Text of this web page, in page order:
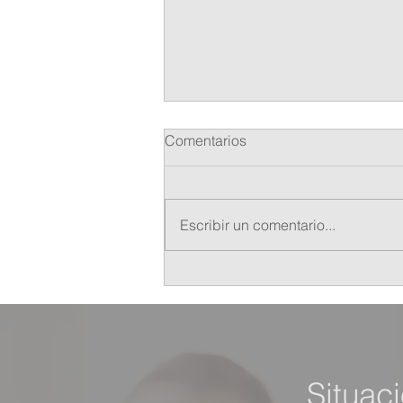
efecto psicológico? por Alba
Comentarios
Escribir un comentario...